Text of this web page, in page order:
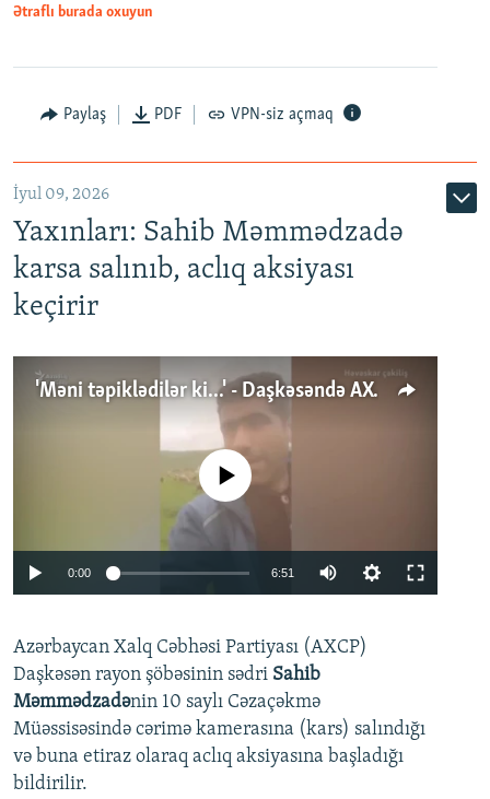
Ətraflı burada oxuyun
Paylaş PDF VPN-siz açmaq
İyul 09, 2026
Yaxınları: Sahib Məmmədzadə
karsa salınıb, aclıq aksiyası
keçirir
'Məni təpiklədilər ki...' - Daşkəsəndə AXCP fəalının yaxınları onun həbsinə etiraz edirlər
Auto 240p 360p
720p 1080p
No media source currently available
0:00 6:51
360p
720p
1080p
Azərbaycan Xalq Cəbhəsi Partiyası (AXCP)
Daşkəsən rayon şöbəsinin sədri Sahib
Məmmədzadənin 10 saylı Cəzaçəkmə
Müəssisəsində cərimə kamerasına (kars) salındığı
və buna etiraz olaraq aclıq aksiyasına başladığı
bildirilir.